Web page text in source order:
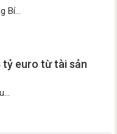
tỷ euro từ tài sản